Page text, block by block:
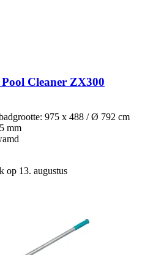
Cleaner ZX300
975 x 488 / Ø 792 cm
mm
op 13. augustus